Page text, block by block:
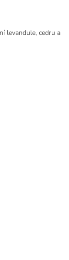
levandule, cedru a